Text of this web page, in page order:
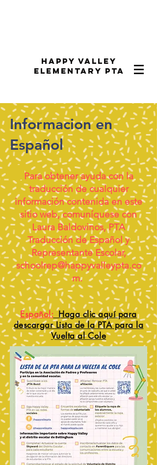
Happy Valley
Elementary PTA
Informacion en
Español
Para obtener ayuda con la
traducción de cualquier
información contenida en este
sitio web, comuníquese con
Laura Baldovinos, PTA
Traducción de Español y
Representante Escolar,
schoolrep@happyvalleypta.co
m.
Español:Haga clic aquí para
descargar Lista de la PTA para la
Vuelta al Cole